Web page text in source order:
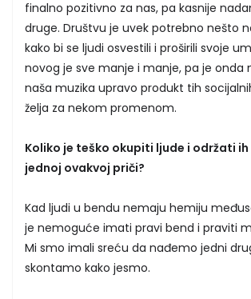
finalno pozitivno za nas, pa kasnije
druge. Društvu je uvek potrebno nešto
kako bi se ljudi osvestili i proširili svoje
novog je sve manje i manje, pa je onda
naša muzika upravo produkt tih
želja za nekom promenom.
Koliko je teško okupiti ljude i održati ih
jednoj ovakvoj priči?
Kad ljudi u bendu nemaju hemiju
je nemoguće imati pravi bend i praviti
Mi smo imali sreću da nađemo jedni
skontamo kako jesmo.